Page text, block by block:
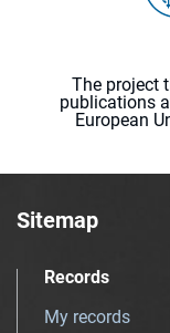
The project
publications
European
Sitemap
Records
My records